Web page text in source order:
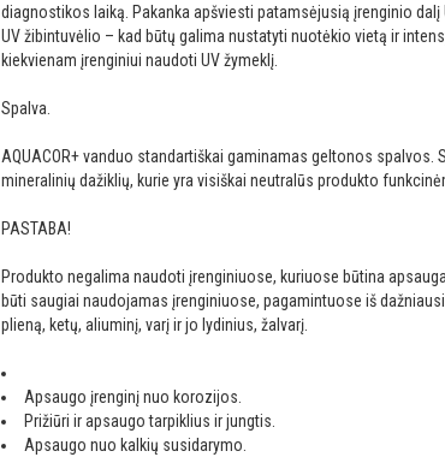
diagnostikos laiką. Pakanka apšviesti patamsėjusią įrenginio
UV žibintuvėlio – kad būtų galima nustatyti nuotėkio vietą ir
kiekvienam įrenginiui naudoti UV žymeklį.
Spalva.
AQUACOR+ vanduo standartiškai gaminamas geltonos spalvos.
mineralinių dažiklių, kurie yra visiškai neutralūs produkto
PASTABA!
Produkto negalima naudoti įrenginiuose, kuriuose būtina
būti saugiai naudojamas įrenginiuose, pagamintuose iš
plieną, ketų, aliuminį, varį ir jo lydinius, žalvarį.
Apsaugo įrenginį nuo korozijos.
Prižiūri ir apsaugo tarpiklius ir jungtis.
Apsaugo nuo kalkių susidarymo.